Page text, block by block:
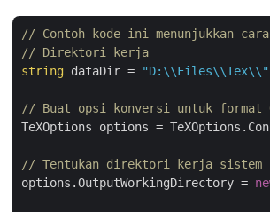
// Contoh kode ini menunjukkan
// Direktori kerja
string dataDir = "D:\\Files\\Tex\\"
// Buat opsi konversi untuk format
TeXOptions options =
// Tentukan direktori kerja sistem
options.OutputWorkingDirectory =